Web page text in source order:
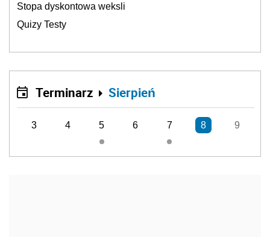
Stopa dyskontowa weksli
Quizy Testy
Terminarz Sierpień
3 4 5 6 7 8 9